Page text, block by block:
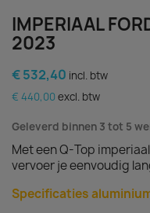
IMPERIAAL
2023
€ 532,40 incl. btw
€ 440,00 excl. btw
Geleverd binnen 3 tot 5
Met een Q-Top
vervoer je eenvoudig
Specificaties